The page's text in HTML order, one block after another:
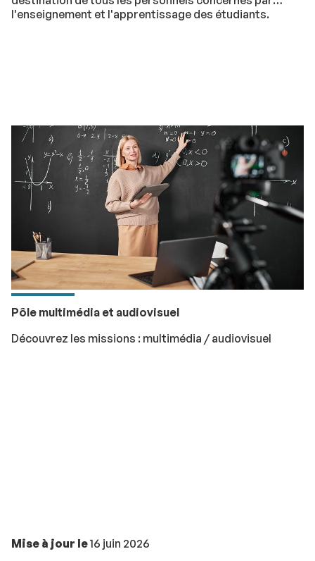
l'enseignement et l'apprentissage des étudiants.
Pôle multimédia et audiovisuel
Découvrez les missions : multimédia / audiovisuel
Mise à jour le16 juin 2026